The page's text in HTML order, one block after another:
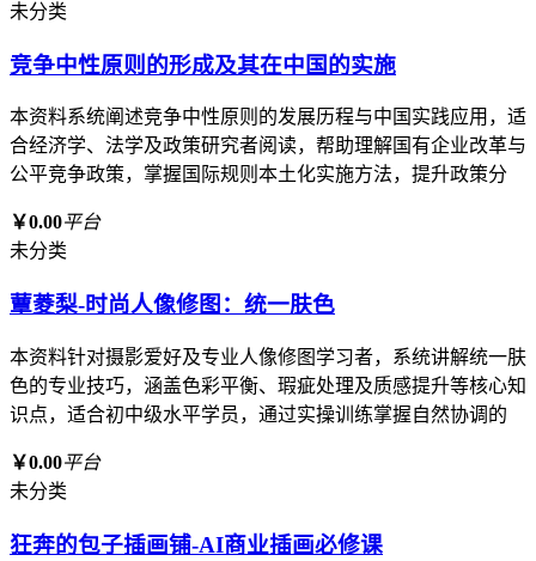
未分类
竞争中性原则的形成及其在中国的实施
本资料系统阐述竞争中性原则的发展历程与中国实践应用，适
合经济学、法学及政策研究者阅读，帮助理解国有企业改革与
公平竞争政策，掌握国际规则本土化实施方法，提升政策分
￥0.00平台
未分类
蕈菱梨-时尚人像修图：统一肤色
本资料针对摄影爱好及专业人像修图学习者，系统讲解统一肤
色的专业技巧，涵盖色彩平衡、瑕疵处理及质感提升等核心知
识点，适合初中级水平学员，通过实操训练掌握自然协调的
￥0.00平台
未分类
狂奔的包子插画铺-AI商业插画必修课